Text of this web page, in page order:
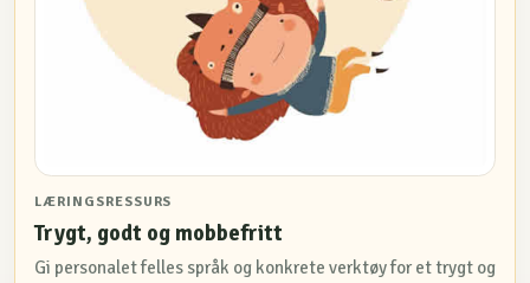
LÆRINGSRESSURS
Trygt, godt og mobbefritt
Gi personalet felles språk og konkrete verktøy for et trygt og